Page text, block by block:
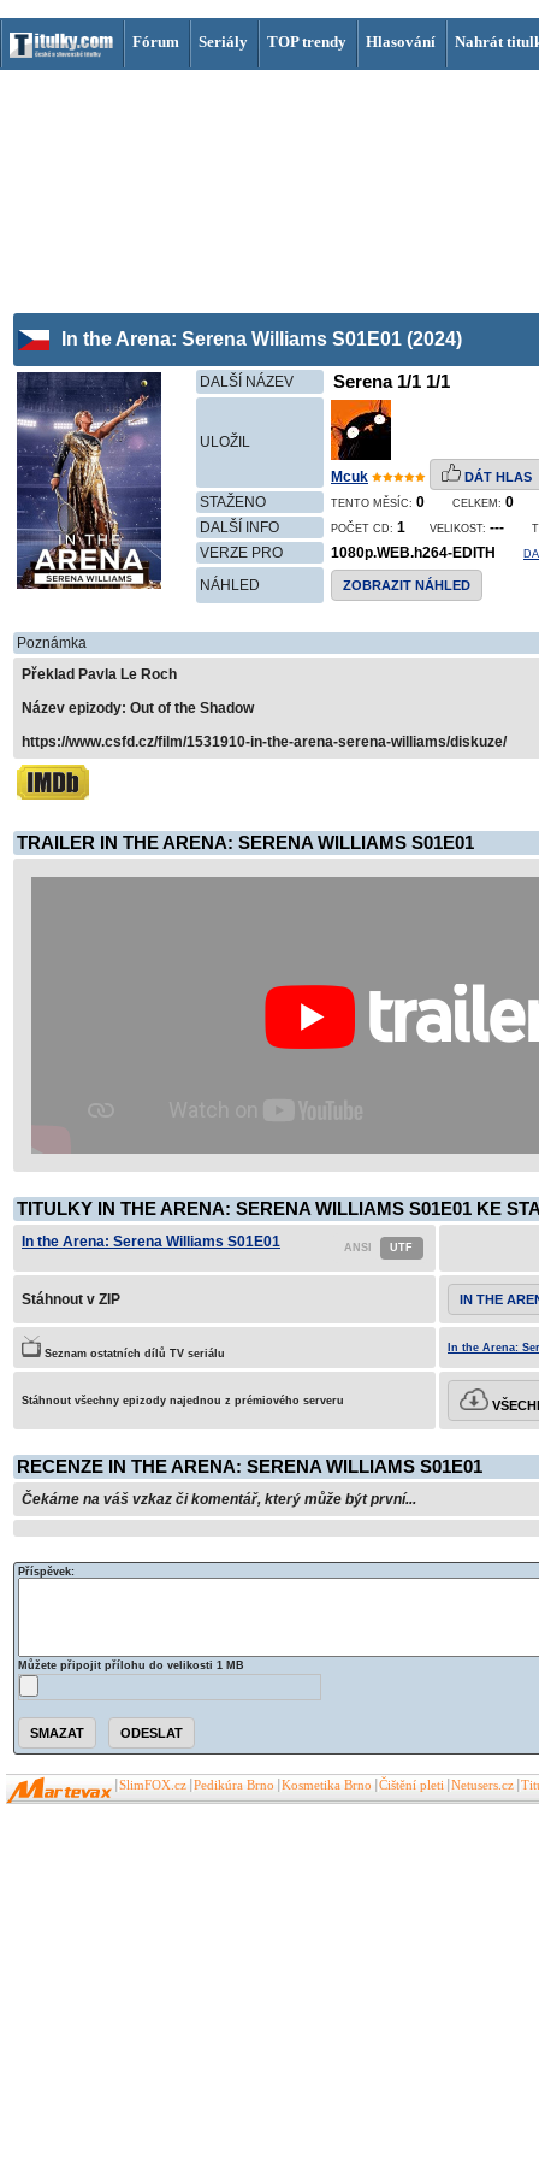
Fórum Seriály TOP trendy Hlasování Nahrát
In the Arena: Serena Williams S01E01 (2024)
DALŠÍ NÁZEV Serena 1/1 1/1
ULOŽIL
Mcuk DÁT HLAS
STAŽENO TENTO MĚSÍC: 0 CELKEM: 0
DALŠÍ INFO
POČET CD: 1 VELIKOST: ---
VERZE PRO 1080p.WEB.h264-EDITH
NÁHLED ZOBRAZIT NÁHLED
Poznámka
Překlad Pavla Le Roch
Název epizody: Out of the Shadow
https://www.csfd.cz/film/1531910-in-the-arena-serena-williams/diskuze/
TRAILER IN THE ARENA: SERENA WILLIAMS S01E01
TITULKY IN THE ARENA: SERENA WILLIAMS S01E01 KE
In the Arena: Serena Williams S01E01
Stáhnout v ZIP IN THE
Seznam ostatních dílů TV seriálu In the Arena:
Stáhnout všechny epizody najednou z prémiového serveru
RECENZE IN THE ARENA: SERENA WILLIAMS S01E01
Čekáme na váš vzkaz či komentář, který může být první...
Příspěvek:
Můžete připojit přílohu do velikosti 1 MB
SlimFOX.cz Pedikúra Brno Kosmetika Brno Čištění pleti Netusers.cz